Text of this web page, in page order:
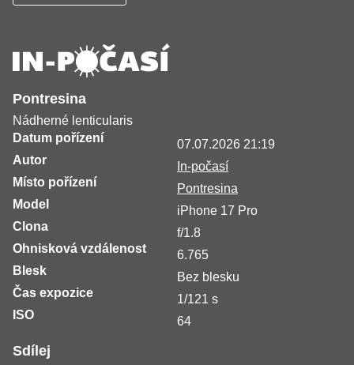
Pontresina
Nádherné lenticularis
Datum pořízení
07.07.2026 21:19
Autor
In-počasí
Místo pořízení
Pontresina
Model
iPhone 17 Pro
Clona
f/1.8
Ohnisková vzdálenost
6.765
Blesk
Bez blesku
Čas expozice
1/121 s
ISO
64
Sdílej